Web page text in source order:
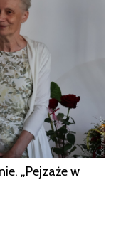
„Pejzaże w